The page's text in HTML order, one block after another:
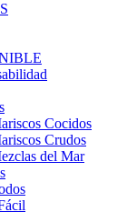
Cocidos
Crudos
del Mar